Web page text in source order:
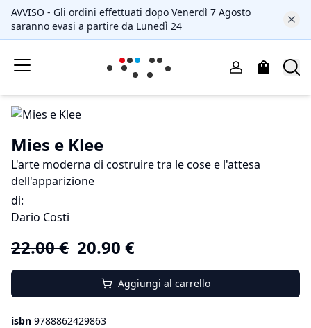
AVVISO - Gli ordini effettuati dopo Venerdì 7 Agosto
saranno evasi a partire da Lunedì 24
Mies e Klee
L'arte moderna di costruire tra le cose e l'attesa
dell'apparizione
di:
Dario Costi
22.00€ 20.90 €
Aggiungi al carrello
isbn 9788862429863